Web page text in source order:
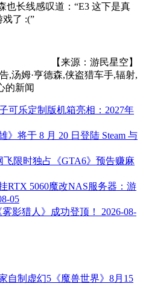
也长线感叹道：“E3 这下是真
了 :(”
【来源：游民星空】
,汤姆·亨德森,侠盗猎车手,辐射,
的新闻
可乐定制版机箱亮相：2027年
》将于 8 月 20 日登陆 Steam 与
限时独占《GTA6》预告赚麻
RTX 5060魔改NAS服务器：游
05
影猎人》成功登顶！
2026-08-
自制虚幻5《魔兽世界》8月15